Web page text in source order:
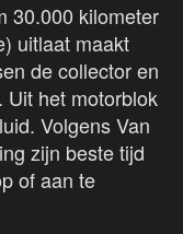
30.000 kilometer
uitlaat maakt
de collector en
Uit het motorblok
Volgens Van
zijn beste tijd
of aan te